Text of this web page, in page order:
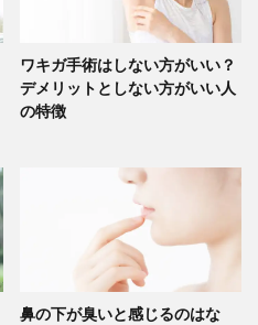
ワキガ手術はしない方がいい？
デメリットとしない方がいい人
の特徴
鼻の下が臭いと感じるのはな